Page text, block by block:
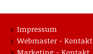
Impressum
Webmaster - Kontakt